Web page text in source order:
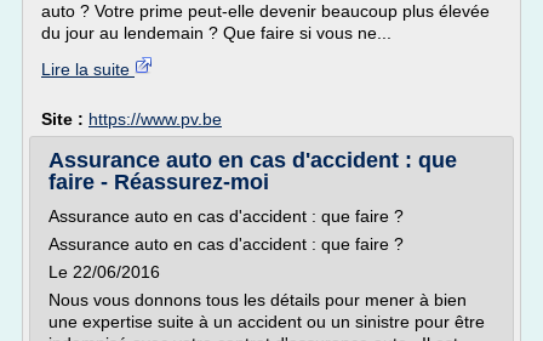
auto ? Votre prime peut-elle devenir beaucoup plus élevée
du jour au lendemain ? Que faire si vous ne...
Lire la suite
Site : https://www.pv.be
Assurance auto en cas d'accident : que
faire - Réassurez-moi
Assurance auto en cas d'accident : que faire ?
Assurance auto en cas d'accident : que faire ?
Le 22/06/2016
Nous vous donnons tous les détails pour mener à bien
une expertise suite à un accident ou un sinistre pour être